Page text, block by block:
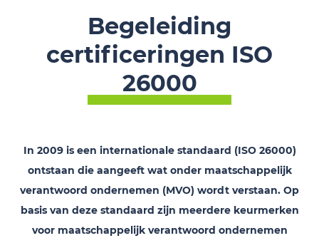
Begeleiding
certificeringen ISO
26000
In 2009 is een internationale standaard (ISO 26000)
ontstaan die aangeeft wat onder maatschappelijk
verantwoord ondernemen (MVO) wordt verstaan. Op
basis van deze standaard zijn meerdere keurmerken
voor maatschappelijk verantwoord ondernemen